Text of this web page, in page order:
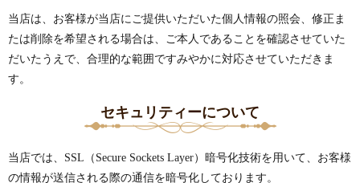
当店は、お客様が当店にご提供いただいた個人情報の照会、修正ま
たは削除を希望される場合は、ご本人であることを確認させていた
だいたうえで、合理的な範囲ですみやかに対応させていただきま
す。
セキュリティーについて
当店では、SSL（Secure Sockets Layer）暗号化技術を用いて、お客様
の情報が送信される際の通信を暗号化しております。